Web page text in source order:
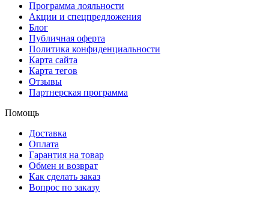
Программа лояльности
Акции и спецпредложения
Блог
Публичная оферта
Политика конфиденциальности
Карта сайта
Карта тегов
Отзывы
Партнерская программа
Помощь
Доставка
Оплата
Гарантия на товар
Обмен и возврат
Как сделать заказ
Вопрос по заказу